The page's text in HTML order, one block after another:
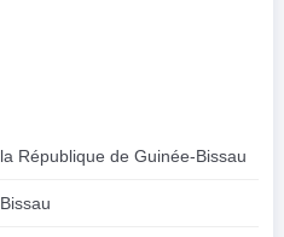
la République de Guinée-Bissau
Bissau